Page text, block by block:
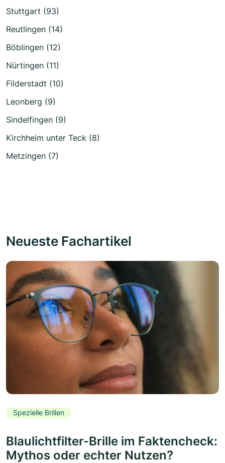
Stuttgart (93)
Reutlingen (14)
Böblingen (12)
Nürtingen (11)
Filderstadt (10)
Leonberg (9)
Sindelfingen (9)
Kirchheim unter Teck (8)
Metzingen (7)
Neueste Fachartikel
Spezielle Brillen
Blaulichtfilter-Brille im Faktencheck:
Mythos oder echter Nutzen?